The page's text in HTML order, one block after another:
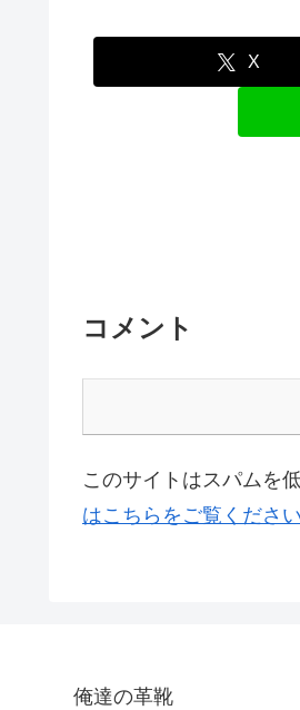
X
コメント
このサイトはスパムを
はこちらをご覧ください
俺達の革靴